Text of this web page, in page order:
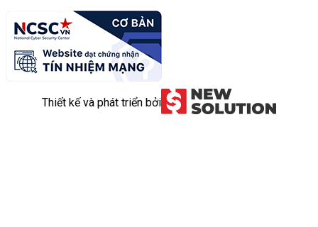
Thiết kế và phát triển bởi